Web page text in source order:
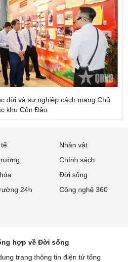
đời và sự nghiệp cách mạng Chủ
khu Côn Đảo
Nhân vật
Chính sách
Đời sống
24h
Công nghệ 360
hợp về Đời sống
trang thông tin điện tử tổng